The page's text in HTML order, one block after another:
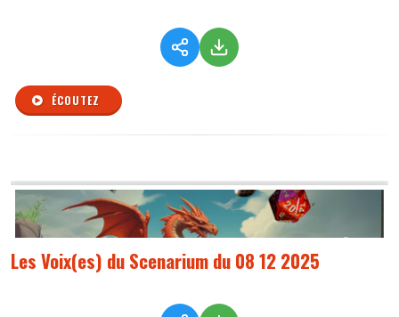
ÉCOUTEZ
Les Voix(es) du Scenarium du 08 12 2025